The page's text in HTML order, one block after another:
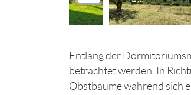
Entlang der
betrachtet werden. In
Obstbäume während sich